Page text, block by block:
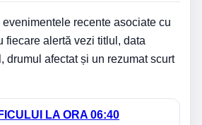
recente asociate cu
fiecare alertă vezi titlul, data
drumul afectat și un rezumat scurt
LA ORA 06:40